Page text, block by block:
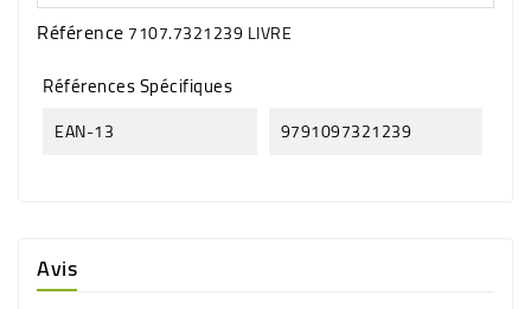
Référence7107.7321239 LIVRE
Références Spécifiques
EAN-13 9791097321239
Avis